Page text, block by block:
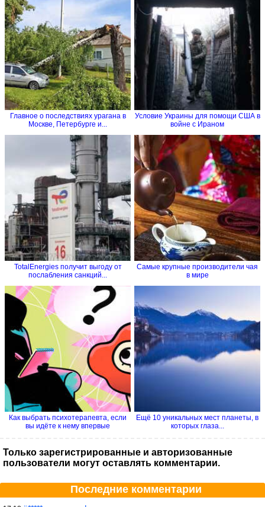
Главное о последствиях урагана в
Москве, Петербурге и...
Условие Украины для помощи США в
войне с Ираном
TotalEnergies получит выгоду от
послабления санкций...
Самые крупные производители чая
в мире
Как выбрать психотерапевта, если
вы идёте к нему впервые
Ещё 10 уникальных мест планеты, в
которых глаза...
Только зарегистрированные и авторизованные
пользователи могут оставлять комментарии.
Последние комментарии